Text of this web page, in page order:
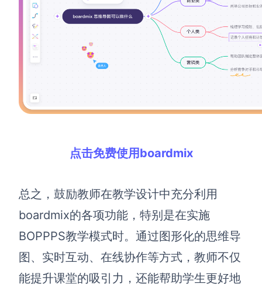
点击免费使用boardmix
总之，鼓励教师在教学设计中充分利用
boardmix的各项功能，特别是在实施
BOPPPS教学模式时。通过图形化的思维导
图、实时互动、在线协作等方式，教师不仅
能提升课堂的吸引力，还能帮助学生更好地